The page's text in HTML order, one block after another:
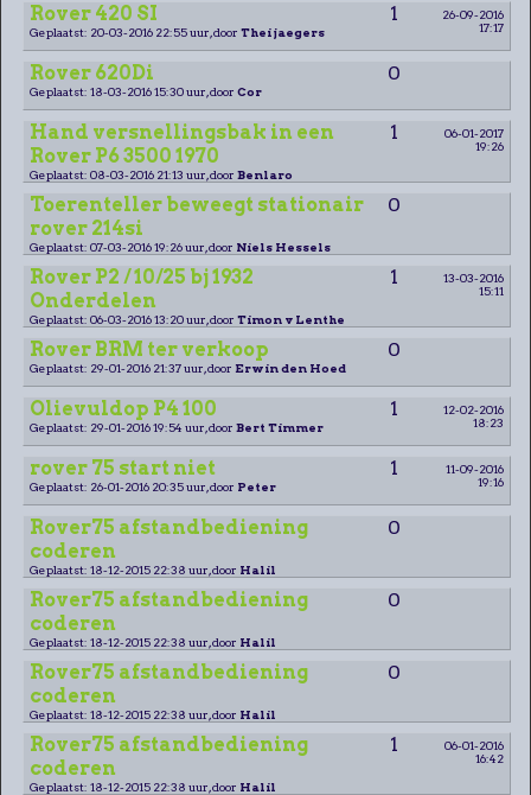
Rover 420 SI 1
26-09-2016
17:17
Geplaatst: 20-03-2016 22:55 uur, door Thei jaegers
Rover 620Di 0
Geplaatst: 18-03-2016 15:30 uur, door Cor
Hand versnellingsbak in een
Rover P6 3500 1970
1
06-01-2017
19:26
Geplaatst: 08-03-2016 21:13 uur, door Benlaro
Toerenteller beweegt stationair
rover 214si
0
Geplaatst: 07-03-2016 19:26 uur, door Niels Hessels
Rover P2 / 10/25 bj 1932
Onderdelen
1
13-03-2016
15:11
Geplaatst: 06-03-2016 13:20 uur, door Timon v Lenthe
Rover BRM ter verkoop 0
Geplaatst: 29-01-2016 21:37 uur, door Erwin den Hoed
Olievuldop P4 100 1
12-02-2016
18:23
Geplaatst: 29-01-2016 19:54 uur, door Bert Timmer
rover 75 start niet 1
11-09-2016
19:16
Geplaatst: 26-01-2016 20:35 uur, door Peter
Rover75 afstandbediening
coderen
0
Geplaatst: 18-12-2015 22:38 uur, door Halil
Rover75 afstandbediening
coderen
0
Geplaatst: 18-12-2015 22:38 uur, door Halil
Rover75 afstandbediening
coderen
0
Geplaatst: 18-12-2015 22:38 uur, door Halil
Rover75 afstandbediening
coderen
1
06-01-2016
16:42
Geplaatst: 18-12-2015 22:38 uur, door Halil